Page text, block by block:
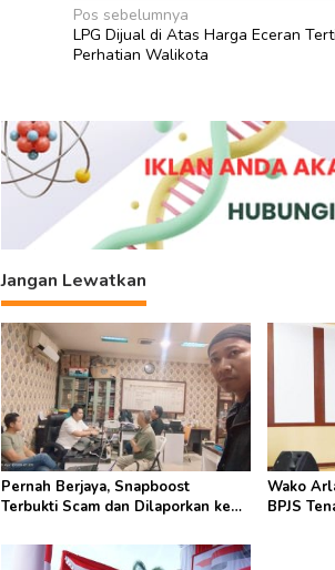
N
a
g
a
s
p
o
s
Pos sebelumnya
LPG Dijual di Atas Harga Eceran
Perhatian Walikota
Jangan Lewatkan
Pernah Berjaya, Snapboost
Terbukti Scam dan Dilaporkan ke
Wako
BPJS